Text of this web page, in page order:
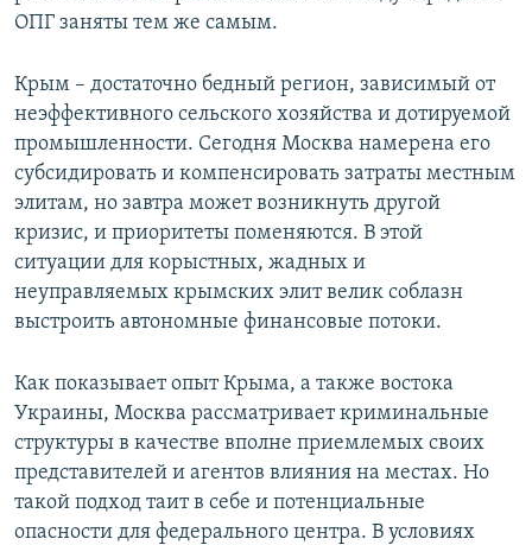
ОПГ заняты тем же самым.
Крым – достаточно бедный регион, зависимый от
неэффективного сельского хозяйства и дотируемой
промышленности. Сегодня Москва намерена его
субсидировать и компенсировать затраты местным
элитам, но завтра может возникнуть другой
кризис, и приоритеты поменяются. В этой
ситуации для корыстных, жадных и
неуправляемых крымских элит велик соблазн
выстроить автономные финансовые потоки.
Как показывает опыт Крыма, а также востока
Украины, Москва рассматривает криминальные
структуры в качестве вполне приемлемых своих
представителей и агентов влияния на местах. Но
такой подход таит в себе и потенциальные
опасности для федерального центра. В условиях